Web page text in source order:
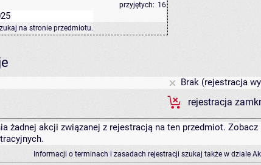
przyjętych: 16
na stronie przedmiotu.
Brak (rejestracja
rejestracja
żadnej akcji związanej z rejestracją na ten przedmiot.
Informacji o terminach i zasadach rejestracji szukaj także w dziale